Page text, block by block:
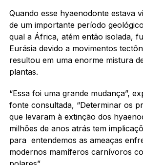
Quando esse hyaenodonte estava
de um importante período
qual a África, atém então isolada,
Eurásia devido a movimentos
resultou em uma enorme mistura
plantas.
“Essa foi uma grande mudança”,
fonte consultada, “Determinar os
que levaram à extinção dos
milhões de anos atrás tem
para entendemos as ameaças
modernos mamíferos carnívoros